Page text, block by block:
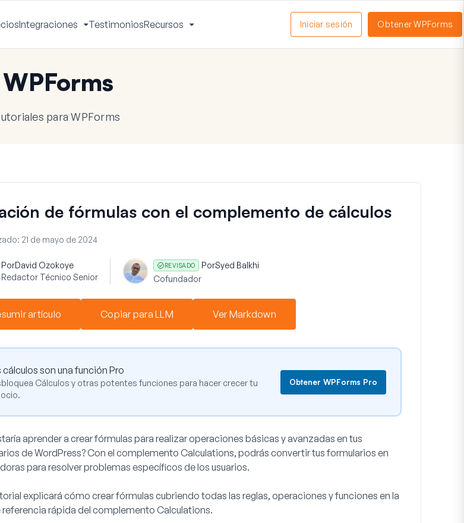
Integraciones
Activar
menú
TestimoniosRecursos
menú
Iniciar sesión Obtener WPForms
para WPForms
de fórmulas con el complemento de cálculos
21 de mayo de 2024
PorDavid Ozokoye
Redactor Técnico Senior
REVISADO PorSyed Balkhi
Cofundador
artículo Copiar para LLM Ver Markdown
cálculos son una función Pro
Cálculos y otras potentes funciones para hacer crecer tu
Obtener WPForms Pro
aprender a crear fórmulas para realizar operaciones básicas y avanzadas en tus
de WordPress? Con el complemento Calculations, podrás convertir tus formularios en
para resolver problemas específicos de los usuarios.
explicará cómo crear fórmulas cubriendo todas las reglas, operaciones y funciones en la
referencia rápida del complemento Calculations.